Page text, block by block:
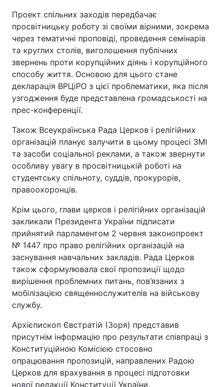
Спорт Наука
Техно і зв'язок Лайт
Зброя Інциденти
Цікавинки Погода
Відео з Youtube Статті
Архів Вакансії
Контакти
ПОСЛУГИ
Реклама на сайті Фотобанк
Моніторинг Пресцентр
Проект спільних заходів передбачає
просвітницьку роботу зі своїми вірними, зокрема
через тематичні проповіді, проведення семінарів
та круглих столів, виголошення публічних
звернень проти корупційних діянь і корупційного
способу життя. Основою для цього стане
декларація ВРЦіРО з цієї проблематики, яка після
узгодження буде представлена громадськості на
прес-конференції.
Також Всеукраїнська Рада Церков і релігійних
організацій планує залучити в цьому процесі ЗМІ
та засоби соціальної реклами, а також звернути
особливу увагу в просвітницькій роботі на
студентську спільноту, суддів, прокурорів,
правоохоронців.
Крім цього, глави церков і релігійних організацій
закликали Президента України підписати
прийнятий парламентом 2 червня законопроект
№ 1447 про право релігійних організацій на
заснування навчальних закладів. Рада Церков
також сформулювала свої пропозиції щодо
вирішення проблемних питань, пов’язаних з
мобілізацією священнослужителів на військову
службу.
Архієпископ Євстратій (Зоря) представив
присутнім інформацію про результати співпраці з
Конституційною Комісією стосовно
опрацювання пропозицій, направлених Радою
Церков для врахування в процесі підготовки
нової редакції Конституції України.